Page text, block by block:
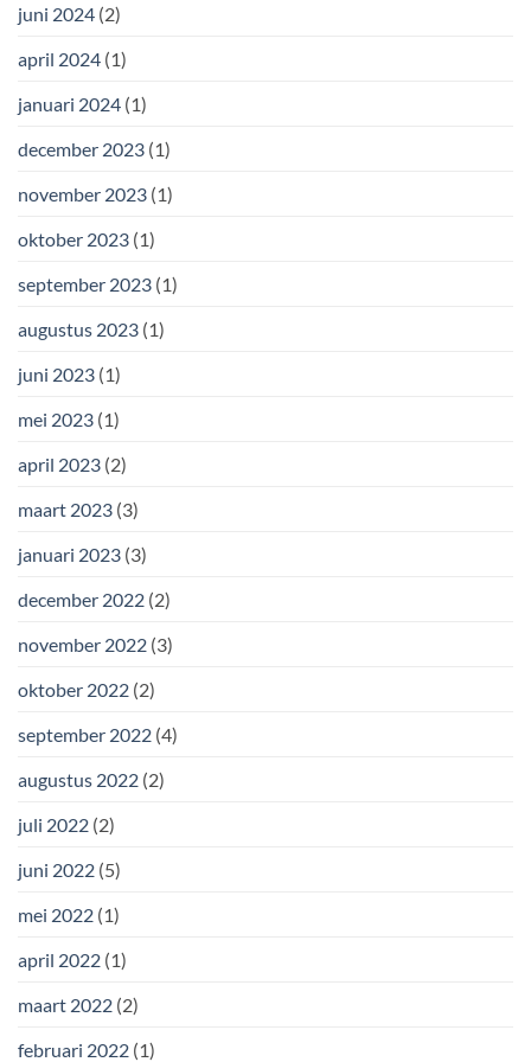
juni 2024 (2)
april 2024 (1)
januari 2024 (1)
december 2023 (1)
november 2023 (1)
oktober 2023 (1)
september 2023 (1)
augustus 2023 (1)
juni 2023 (1)
mei 2023 (1)
april 2023 (2)
maart 2023 (3)
januari 2023 (3)
december 2022 (2)
november 2022 (3)
oktober 2022 (2)
september 2022 (4)
augustus 2022 (2)
juli 2022 (2)
juni 2022 (5)
mei 2022 (1)
april 2022 (1)
maart 2022 (2)
februari 2022 (1)